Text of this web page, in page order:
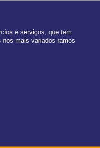
e serviços, que tem
mais variados ramos